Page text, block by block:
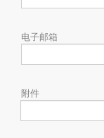
电子邮箱
附件